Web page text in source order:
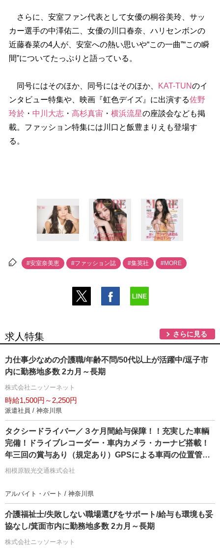
さらに、安室ファン代表として女優の桐谷美玲、サッ
カー選手の中澤佑二、女優の川口春奈、ハリセンボンの
近藤春菜の4人が、安室への熱い思いや“この一曲”“この瞬
間”についてたっぷりと語っている。
同号にはそのほか、同号にはそのほか、 KAT-TUNのイ
ンタビュー特集や、映画『虹色デイズ』に出演する佐野
玲於 ・ 中川大志・ 高杉真宙 ・ 横浜流星の座談会なども掲
載。ファッション特集には川口と飯豊まりえも登場す
る。
#安室奈美恵 #ファッション誌 #集英社 #MORE
求人特集 さらに見る
力仕事少なめの介護職/年齢不問/50代以上が活躍中/逗子市
内に勤務地多数 2カ月～長期
株式会社ニッソーネット
時給1,500円～2,250円
派遣社員 / 神奈川県
タクシードライバー／３ケ月間給与保障！！充実した車輌
完備！ドライブレコーダー・車内カメラ・カーナビ搭載！
年三回の賞与あり（規定あり）GPSによる車両の位置管理
で迅速に配車致します徹底洗車でいつでも綺麗な車輌！！
せずに採用可能！！
相模原観光交通株式会社
アルバイト・パート / 神奈川県
介護福祉士/失敗しない職場選びをサポート/給与も環境も妥
協なし/箕面市内に勤務地多数 2カ月～長期
株式会社ニッソーネット